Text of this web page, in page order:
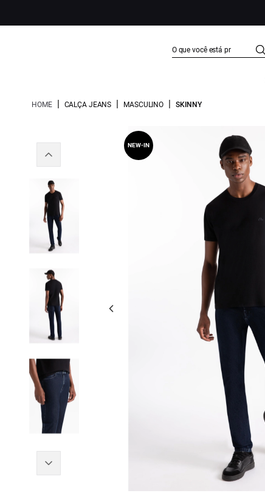
HOME | CALÇA JEANS | MASCULINO | SKINNY
NEW-IN